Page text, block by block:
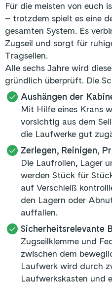
Für die meisten von euch
– trotzdem spielt es eine
gesamten System. Es
Zugseil und sorgt für
Tragseilen.
Alle sechs Jahre wird
gründlich überprüft. Die
Aushängen der
Mit Hilfe eines Krans
vorsichtig aus dem
die Laufwerke gut
Zerlegen, Reinigen,
Die Laufrollen, Lager
werden Stück für
auf Verschleiß
den Lagern oder
auffallen.
Sicherheitsrelevante
Zugseilklemme und
zwischen dem
Laufwerk wird durch
Laufwerkskasten und